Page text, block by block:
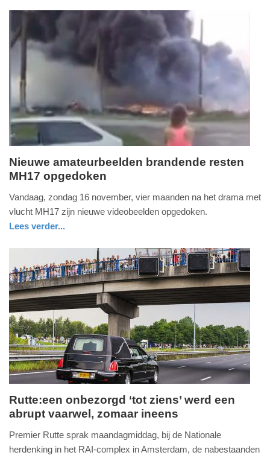
13:19
Update:
2025
09:10
holland
zondag,
november
18:53
Update:
09-
04-
2025
09:10
Nieuwe amateurbeelden brandende resten
MH17 opgedoken
Vandaag, zondag 16 november, vier maanden na het drama met
vlucht MH17 zijn nieuwe videobeelden opgedoken.
Lees verder...
maandag,
Rutte:een onbezorgd ‘tot ziens’ werd een
abrupt vaarwel, zomaar ineens
Premier Rutte sprak maandagmiddag, bij de Nationale
herdenking in het RAI-complex in Amsterdam, de nabestaanden